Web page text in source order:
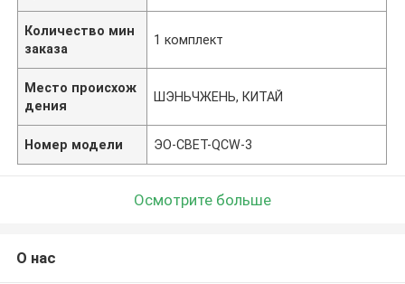
Количество мин
заказа
1 комплект
Место происхож
дения
ШЭНЬЧЖЕНЬ, КИТАЙ
Номер модели ЭО-СВЕТ-QCW-3
Осмотрите больше
О нас